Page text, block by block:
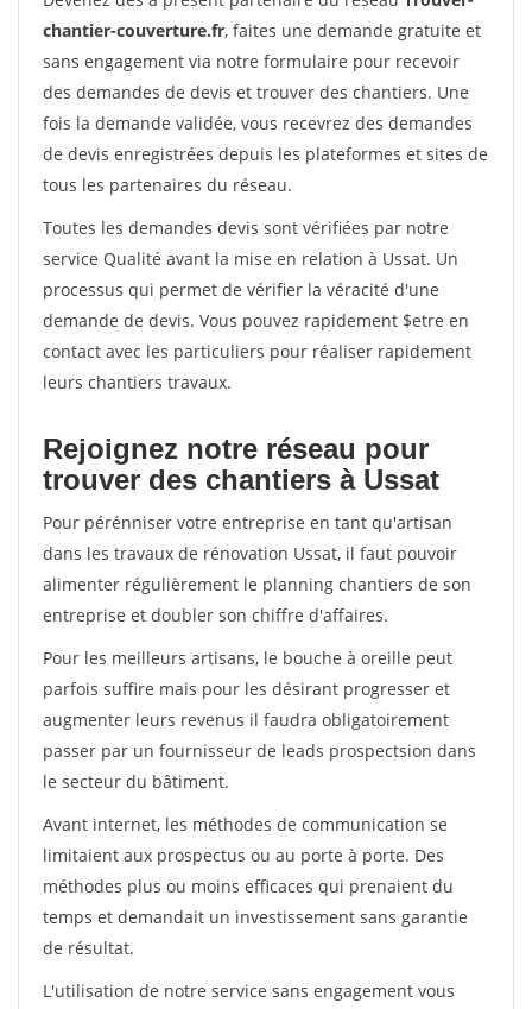
chantier-couverture.fr, faites une demande gratuite et
sans engagement via notre formulaire pour recevoir
des demandes de devis et trouver des chantiers. Une
fois la demande validée, vous recevrez des demandes
de devis enregistrées depuis les plateformes et sites de
tous les partenaires du réseau.
Toutes les demandes devis sont vérifiées par notre
service Qualité avant la mise en relation à Ussat. Un
processus qui permet de vérifier la véracité d'une
demande de devis. Vous pouvez rapidement $etre en
contact avec les particuliers pour réaliser rapidement
leurs chantiers travaux.
Rejoignez notre réseau pour
trouver des chantiers à Ussat
Pour pérénniser votre entreprise en tant qu'artisan
dans les travaux de rénovation Ussat, il faut pouvoir
alimenter régulièrement le planning chantiers de son
entreprise et doubler son chiffre d'affaires.
Pour les meilleurs artisans, le bouche à oreille peut
parfois suffire mais pour les désirant progresser et
augmenter leurs revenus il faudra obligatoirement
passer par un fournisseur de leads prospectsion dans
le secteur du bâtiment.
Avant internet, les méthodes de communication se
limitaient aux prospectus ou au porte à porte. Des
méthodes plus ou moins efficaces qui prenaient du
temps et demandait un investissement sans garantie
de résultat.
L'utilisation de notre service sans engagement vous